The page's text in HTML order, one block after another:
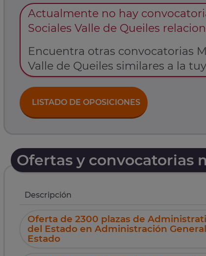
Actualmente no hay
Sociales Valle de Queiles
Encuentra otras convocatorias
Valle de Queiles similares a la
LISTADO DE OPOSICIONES
Ofertas y convocatorias
Descripción
Oferta de 2300 plazas de
del Estado en Administración
Estado